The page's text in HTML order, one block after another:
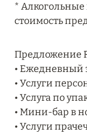
HÔTEL
Подробнее
27 сентября
*
стоимость
Предложение
• Ежедневный
• Услуги
• Услуга по
• Мини-бар в
• Услуги